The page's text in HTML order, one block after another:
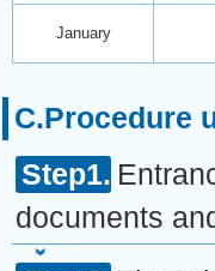
January
C.Procedure
documents